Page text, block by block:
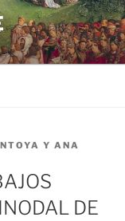
Y ANA
DE